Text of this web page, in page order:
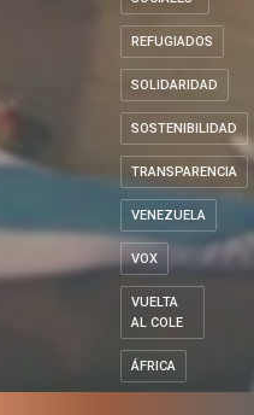
REFUGIADOS
SOLIDARIDAD
SOSTENIBILIDAD
TRANSPARENCIA
VENEZUELA
VOX
VUELTA
AL COLE
ÁFRICA